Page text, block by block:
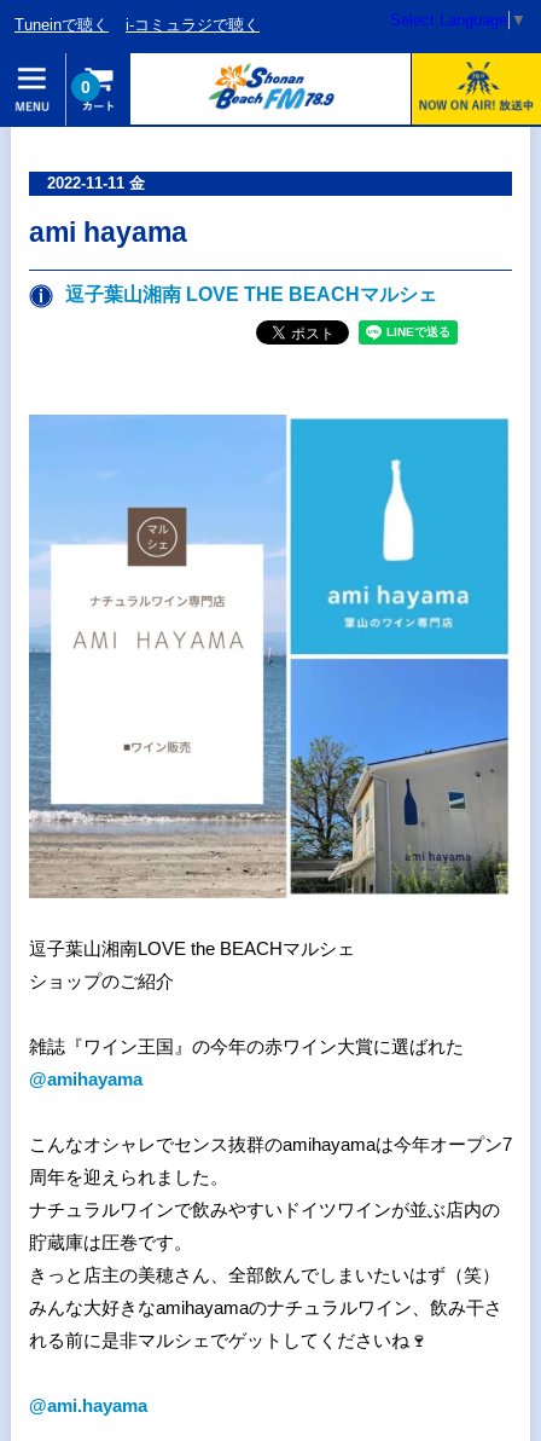
Tuneinで聴く i-コミュラジで聴く Select Language ▼
0
2022-11-11 金
ami hayama
逗子葉山湘南 LOVE THE BEACHマルシェ
逗子葉山湘南LOVE the BEACHマルシェ
ショップのご紹介
雑誌『ワイン王国』の今年の赤ワイン大賞に選ばれた
@amihayama
こんなオシャレでセンス抜群のamihayamaは今年オープン7
周年を迎えられました。
ナチュラルワインで飲みやすいドイツワインが並ぶ店内の
貯蔵庫は圧巻です。
きっと店主の美穂さん、全部飲んでしまいたいはず（笑）
みんな大好きなamihayamaのナチュラルワイン、飲み干さ
れる前に是非マルシェでゲットしてくださいね🍷
@ami.hayama